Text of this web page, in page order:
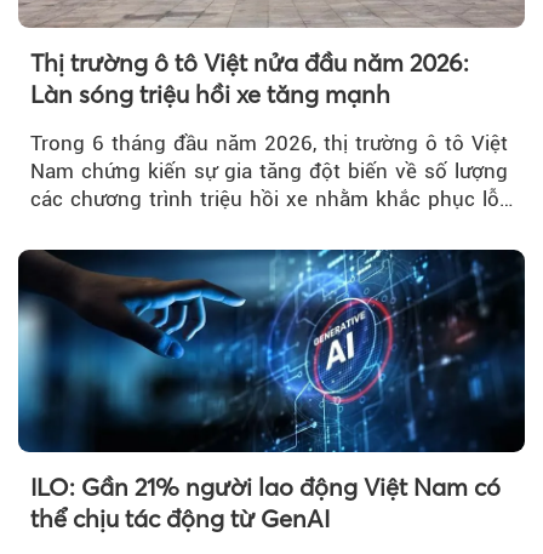
Thị trường ô tô Việt nửa đầu năm 2026:
Làn sóng triệu hồi xe tăng mạnh
Trong 6 tháng đầu năm 2026, thị trường ô tô Việt
Nam chứng kiến sự gia tăng đột biến về số lượng
các chương trình triệu hồi xe nhằm khắc phục lỗi
ILO: Gần 21% người lao động Việt Nam có
thể chịu tác động từ GenAI